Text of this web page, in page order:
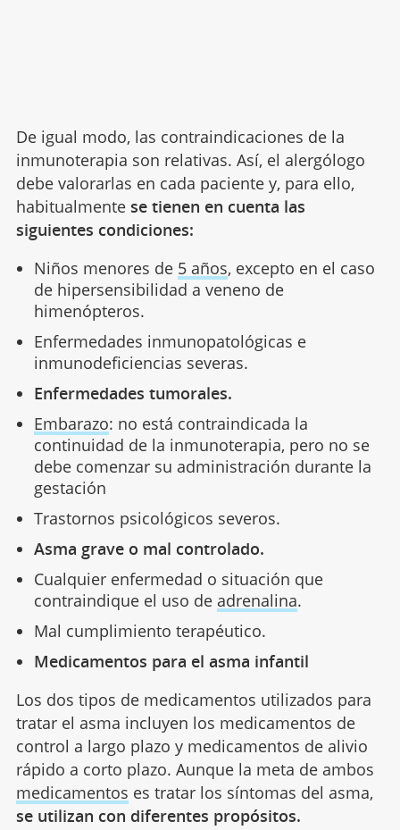
De igual modo, las contraindicaciones de la
inmunoterapia son relativas. Así, el alergólogo
debe valorarlas en cada paciente y, para ello,
habitualmente se tienen en cuenta las
siguientes condiciones:
Niños menores de 5 años, excepto en el caso
de hipersensibilidad a veneno de
himenópteros.
Enfermedades inmunopatológicas e
inmunodeficiencias severas.
Enfermedades tumorales.
Embarazo: no está contraindicada la
continuidad de la inmunoterapia, pero no se
debe comenzar su administración durante la
gestación
Trastornos psicológicos severos.
Asma grave o mal controlado.
Cualquier enfermedad o situación que
contraindique el uso de adrenalina.
Mal cumplimiento terapéutico.
Medicamentos para el asma infantil
Los dos tipos de medicamentos utilizados para
tratar el asma incluyen los medicamentos de
control a largo plazo y medicamentos de alivio
rápido a corto plazo. Aunque la meta de ambos
medicamentos es tratar los síntomas del asma,
se utilizan con diferentes propósitos.